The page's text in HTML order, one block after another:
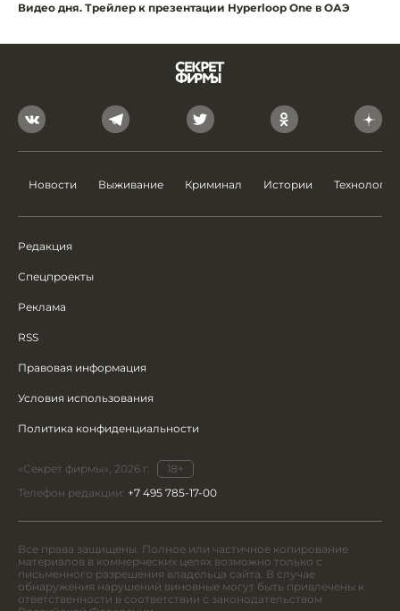
Видео дня. Трейлер к презентации Hyperloop One в ОАЭ
Новости Выживание Криминал Истории Технологии
Редакция
Спецпроекты
Реклама
RSS
Правовая информация
Условия использования
Политика конфиденциальности
«Секрет фирмы», 2026 г.
18+
Телефон редакции: +7 495 785-17-00
Все права защищены. Полное или частичное копирование
материалов в коммерческих целях возможно только с
письменного разрешения владельца сайта. В случае
обнаружения нарушений виновные могут быть привлечены к
ответственности в соответствии с законодательством